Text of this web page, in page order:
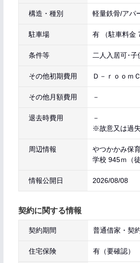
構造・種別 軽量鉄骨/アパ
駐車場 有 （駐車料金
条件等 二人入居可･子
その他初期費用 Ｄ－ｒｏｏｍ
その他月額費用 －
退去時費用
－
※故意又は過
周辺情報
やつかかみ保
学校 945ｍ（
情報公開日 2026/08/08
契約に関する情報
契約期間 普通借家・契
住宅保険 有（要確認）